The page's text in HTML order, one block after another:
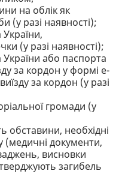
на облік як
(у разі наявності);
(у разі наявності);
або паспорта
за кордон у формі е-
за кордон (у разі
громади (у
обставини, необхідні
(медичні документи,
висновки
загибель